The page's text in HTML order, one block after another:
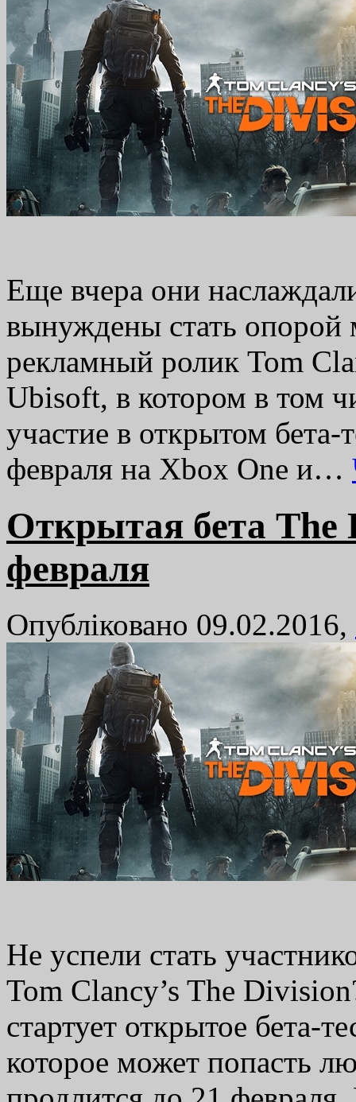
Еще вчера они
вынуждены стать
рекламный ролик Tom
Ubisoft, в котором в том
участие в открытом бета-
февраля на Xbox One и…
Открытая бета The
февраля
Опубліковано 09.02.2016,
Не успели стать
Tom Clancy’s The
стартует открытое бета-
которое может попасть